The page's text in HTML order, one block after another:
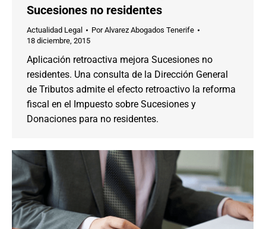
Sucesiones no residentes
Actualidad Legal PorAlvarez Abogados Tenerife
18 diciembre, 2015
Aplicación retroactiva mejora Sucesiones no
residentes. Una consulta de la Dirección General
de Tributos admite el efecto retroactivo la reforma
fiscal en el Impuesto sobre Sucesiones y
Donaciones para no residentes.